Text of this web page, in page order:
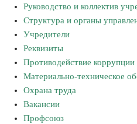
Руководство и коллектив
Структура и органы
Учредители
Реквизиты
Противодействие коррупции
Материально-техническое
Охрана труда
Вакансии
Профсоюз